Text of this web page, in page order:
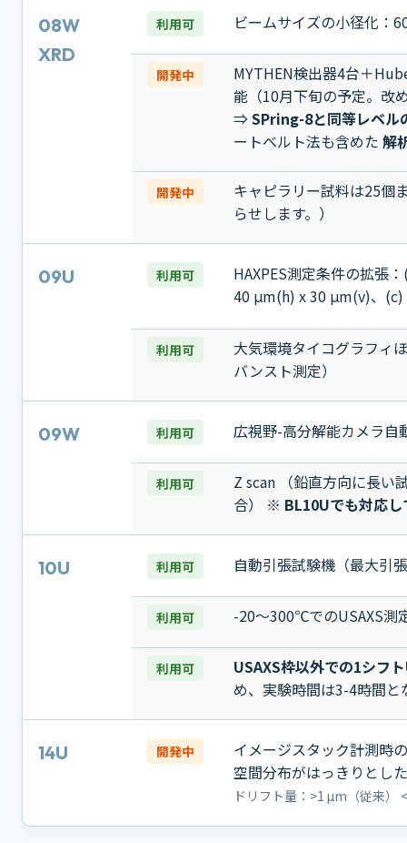
08W
XRD
利用可 ビームサイズの小径化：
開発中
MYTHEN検出器4台＋
能（10月下旬の予定。改
⇒SPring-8と同等レベル
ートベルト法も含めた 解
開発中
キャピラリー試料は25個
らせします。）
09U 利用可
HAXPES測定条件の拡張
40 μm(h) x 30 μm(v)、(c)
利用可
大気環境タイコグラフィ
バンスト測定）
09W 利用可 広視野-高分解能カメラ自
利用可
Z scan （鉛直方向に長い
合） ※ BL10Uでも対応し
10U 利用可 自動引張試験機（最大引
利用可 -20～300℃でのUSAXS測
利用可
USAXS枠以外での1シフ
め、実験時間は3-4時間
14U 開発中
イメージスタック計測時
空間分布がはっきりとし
ドリフト量：>1 μm（従来）